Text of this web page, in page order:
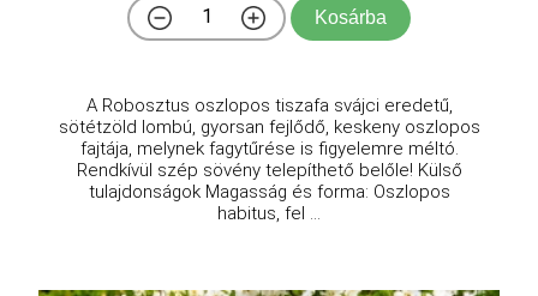
Kosárba
A Robosztus oszlopos tiszafa svájci eredetű,
sötétzöld lombú, gyorsan fejlődő, keskeny oszlopos
fajtája, melynek fagytűrése is figyelemre méltó.
Rendkívül szép sövény telepíthető belőle! Külső
tulajdonságok Magasság és forma: Oszlopos
habitus, fel ...